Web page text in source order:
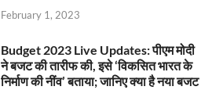
February 1, 2023
Budget 2023 Live Updates: पीएम मोदी
ने बजट की तारीफ की, इसे ‘विकसित भारत के
निर्माण की नींव’ बताया; जानिए क्या है नया बजट